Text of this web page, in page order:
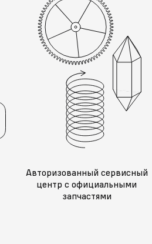
Авторизованный сервисный
центр с официальными
запчастями